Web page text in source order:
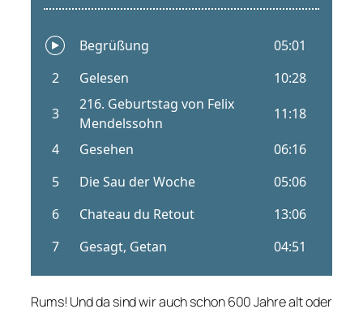
Rums! Und da sind wir auch schon 600 Jahre alt oder